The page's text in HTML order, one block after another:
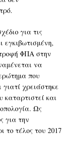
για τις
εγκιβωτισμένη,
ΦΠΑ στην
να
που
χρειάστηκε
και
Ως
για την
το τέλος του 2017